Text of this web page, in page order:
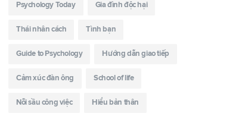
Psychology Today Gia đình độc hại
Thái nhân cách Tình bạn
Guide to Psychology Hướng dẫn giao tiếp
Cảm xúc đàn ông School of life
Nỗi sầu công việc Hiểu bản thân